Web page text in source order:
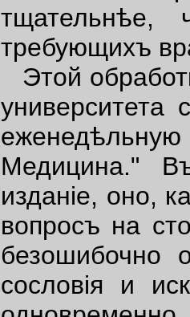
тщательнѣе,
требующихъ
Этой
Медицина."
изданiе, оно,
вопросъ на
безошибочно
сословiя и